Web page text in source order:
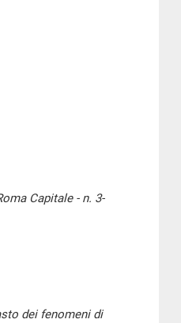
Capitale - n. 3-
dei fenomeni di